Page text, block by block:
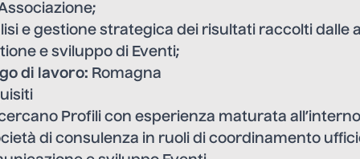
e gestione strategica dei risultati raccolti dalle
e sviluppo di Eventi;
di lavoro: Romagna
Profili con esperienza maturata
di consulenza in ruoli di coordinamento